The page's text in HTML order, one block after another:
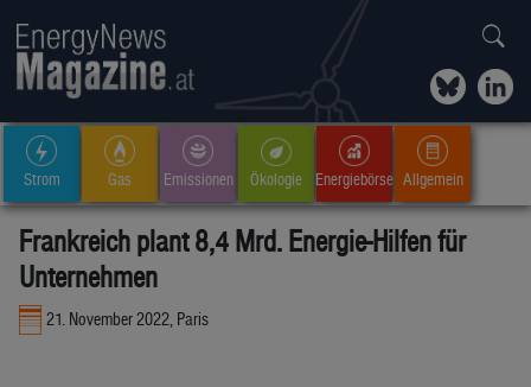
Strom Gas Emissionen Ökologie Energiebörse Allgemein
Frankreich plant 8,4 Mrd. Energie-Hilfen für
Unternehmen
21. November 2022, Paris